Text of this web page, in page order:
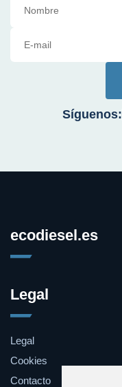
Síguenos:
ecodiesel.es
Legal
Legal
Cookies
Contacto